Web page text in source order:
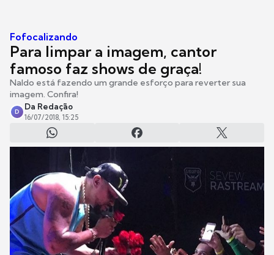
Fofocalizando
Para limpar a imagem, cantor
famoso faz shows de graça!
Naldo está fazendo um grande esforço para reverter sua
imagem. Confira!
D
Da Redação
16/07/2018, 15:25